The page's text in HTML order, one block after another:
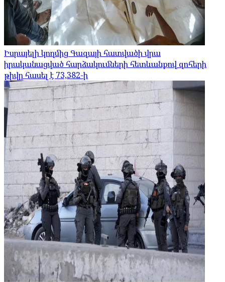
Իսրայելի կողմից Գազայի հատվածի վրա
իրականացված հարձակումների հետևանքով զոհերի
թիվը հասել է 73,382-ի